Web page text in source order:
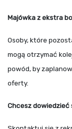
Majówka z ekstra
Osoby, które
mogą otrzymać
powód, by
oferty.
Chcesz dowiedzieć